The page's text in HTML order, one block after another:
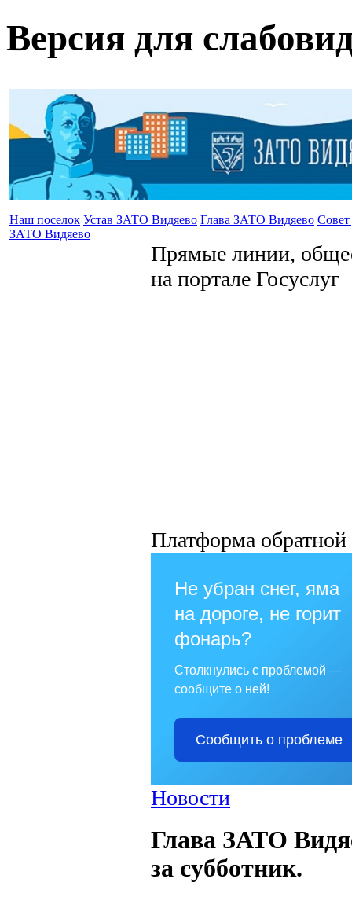
Версия для
Наш поселок Устав ЗАТО Видяево Глава ЗАТО Видяево
ЗАТО Видяево
Прямые линии,
на портале Госуслуг
Платформа обратной
Не убран снег, яма
на дороге, не горит
фонарь?
Столкнулись с проблемой —
сообщите о ней!
Сообщить о проблеме
Новости
Глава ЗАТО
за субботник.